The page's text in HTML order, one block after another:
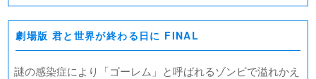
劇場版 君と世界が終わる日に FINAL
謎の感染症により「ゴーレム」と呼ばれるゾンビで溢れかえ